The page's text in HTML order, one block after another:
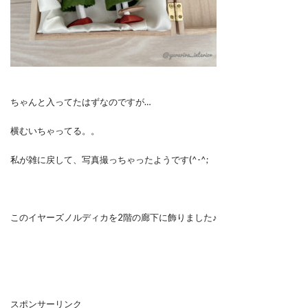
ちゃんと入ってたはずなのですが…
横むいちゃってる。。
私が雑に戻して、写真撮っちゃったようです(^-^;
このイヤーズノルディカを2階の廊下に飾りました♪
スポンサーリンク